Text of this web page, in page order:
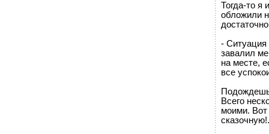
Тогда-то я
обложили
- Ситуация
завалил
на месте,
все
Всего
моими. Вот